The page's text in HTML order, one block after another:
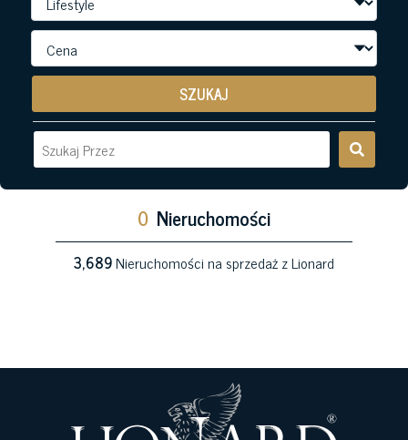
SZUKAJ
0 Nieruchomości
3,689Nieruchomości na sprzedaż z Lionard